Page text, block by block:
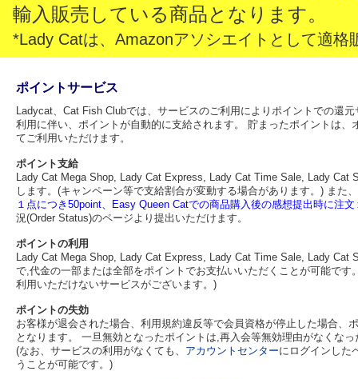
輸入販売している商品となります。
*Lady Catは、Amazonアソシエイトとして適格
ポイントサービス
Ladycat、Cat Fish Clubでは、サービスのご利用によりポイントでの還
利用に伴い、ポイントが自動的に支給されます。 貯まったポイントは
てご利用いただけます。
ポイント支給
Lady Cat Mega Shop, Lady Cat Express, Lady Cat Time Sale, Lady Cat
します。(キャンペーン等で支給割合が変動する場合があります。) また、
１点につき50point、Easy Queen Catでの商品購入後の感想提出時に注
況(Order Status)のページより提出いただけます。
ポイントの利用
Lady Cat Mega Shop, Lady Cat Express, Lady Cat Time Sale, Lady Cat
で,代金の一部または全部をポイントでお支払いいただくことが可能で
利用いただけないサービスがございます。)
ポイントの失効
お客様が退会された場合、利用規約違反等で会員資格が停止した場合、
となります。 一旦無効となったポイントは,再入会等無効理由がなくな
(なお、サービスの利用がなくても、 アカウントセンターにログインした
うことが可能です。)